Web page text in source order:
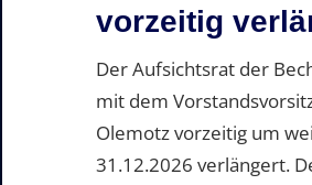
vorzeitig
Der Aufsichtsrat der
mit dem
Olemotz vorzeitig um
31.12.2026 verlängert.